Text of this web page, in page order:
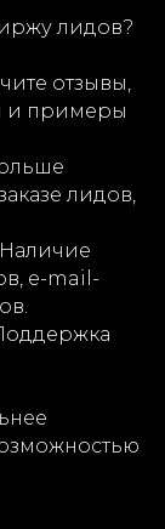
лидов?
отзывы,
и примеры
лидов,
e-mail-